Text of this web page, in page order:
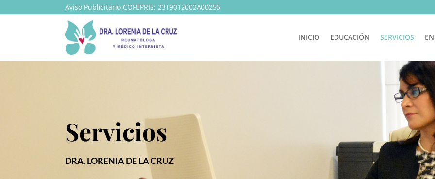
Aviso Publicitario COFEPRIS: 2319012002A00255
INICIO EDUCACIÓN SERVICIOS
Servicios
DRA. LORENIA DE LA CRUZ